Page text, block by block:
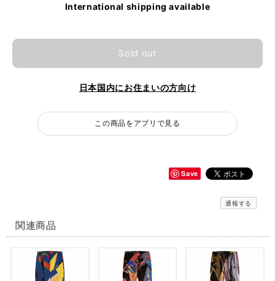
International shipping available
Sold out
日本国内にお住まいの方向け
この商品をアプリで見る
Save
通報する
関連商品